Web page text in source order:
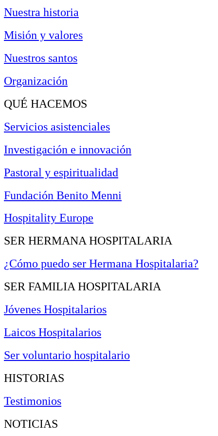
Nuestra historia
Misión y valores
Nuestros santos
Organización
QUÉ HACEMOS
Servicios asistenciales
Investigación e innovación
Pastoral y espiritualidad
Fundación Benito Menni
Hospitality Europe
SER HERMANA HOSPITALARIA
¿Cómo puedo ser Hermana Hospitalaria?
SER FAMILIA HOSPITALARIA
Jóvenes Hospitalarios
Laicos Hospitalarios
Ser voluntario hospitalario
HISTORIAS
Testimonios
NOTICIAS